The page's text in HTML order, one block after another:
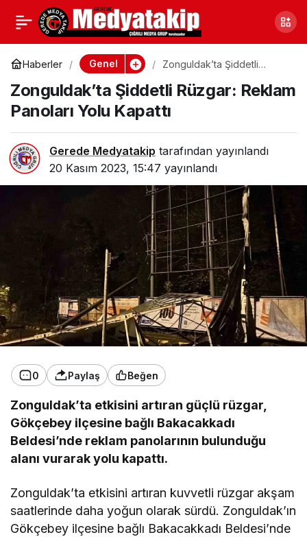
Haberler Genel
Zonguldak’ta Şiddetli
Yolu Kapattı
Zonguldak’ta Şiddetli Rüzgar: Reklam
Panoları Yolu Kapattı
Gerede Medyatakip tarafından yayınlandı
20 Kasım 2023, 15:47 yayınlandı
0 Paylaş Beğen
Zonguldak’ta etkisini artıran güçlü rüzgar,
Gökçebey ilçesine bağlı Bakacakkadı
Beldesi’nde reklam panolarının bulunduğu
alanı vurarak yolu kapattı.
Zonguldak’ta etkisini artıran kuvvetli rüzgar akşam
saatlerinde daha yoğun olarak sürdü. Zonguldak’ın
Gökçebey ilçesine bağlı Bakacakkadı Beldesi’nde
Kastamonulular
Soğuktan Tir Tir
Titreyecek: Elektrik
Kesintisi Olacak O
İlçeler…
Paylaş